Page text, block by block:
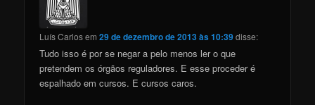
Luís Carlosem29 de dezembro de 2013 às 10:39disse:
Tudo isso é por se negar a pelo menos ler o que
pretendem os órgãos reguladores. E esse proceder é
espalhado em cursos. E cursos caros.